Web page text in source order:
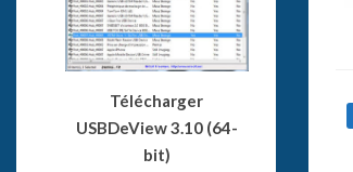
Télécharger
USBDeView 3.10 (64-
bit)